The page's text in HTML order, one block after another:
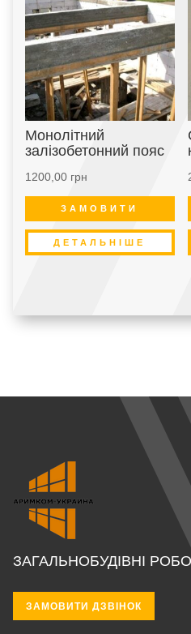
Монолітний
залізобетонний пояс
1200,00 грн
ЗАМОВИТИ
ДЕТАЛЬНІШЕ
ЗАГАЛЬНОБУДІВНІ
ЗАМОВИТИ ДЗВІНОК